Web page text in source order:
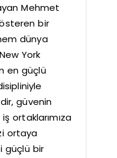
Mehmet
bir
dünya
York
en güçlü
güvenin
ortaklarımıza
ortaya
güçlü bir